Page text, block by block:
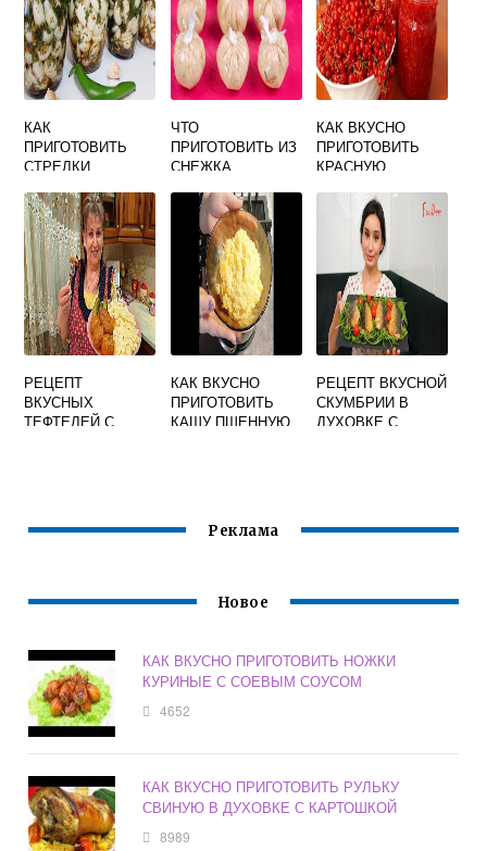
КАК
ПРИГОТОВИТЬ
СТРЕЛКИ
БЫСТРО И
ВКУСНО НА ЗИМУ
ЧТО
ПРИГОТОВИТЬ ИЗ
СНЕЖКА
БЫСТРО И
ВКУСНО
КАК ВКУСНО
ПРИГОТОВИТЬ
КРАСНУЮ
ЗИМУ БЕЗ ВАРКИ
РЕЦЕПТ
ВКУСНЫХ
ТЕФТЕЛЕЙ С
КАК ВКУСНО
ПРИГОТОВИТЬ
КАШУ ПШЕННУЮ
РЕЦЕПТ ВКУСНОЙ
СКУМБРИИ В
ДУХОВКЕ С
Реклама
Новое
КАК ВКУСНО ПРИГОТОВИТЬ НОЖКИ
КУРИНЫЕ С СОЕВЫМ СОУСОМ
4652
КАК ВКУСНО ПРИГОТОВИТЬ РУЛЬКУ
СВИНУЮ В ДУХОВКЕ С КАРТОШКОЙ
8989